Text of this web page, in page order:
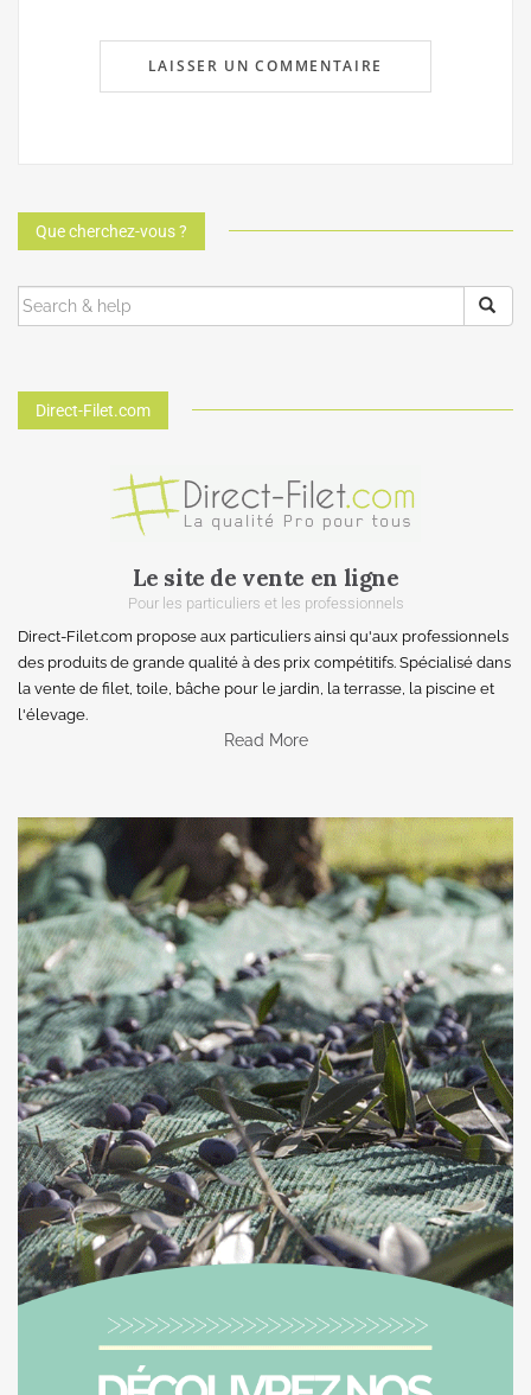
Que cherchez-vous ?
Direct-Filet.com
Le site de vente en ligne
Pour les particuliers et les professionnels
Direct-Filet.com propose aux particuliers ainsi qu'aux professionnels
des produits de grande qualité à des prix compétitifs. Spécialisé dans
la vente de filet, toile, bâche pour le jardin, la terrasse, la piscine et
l'élevage.
Read More